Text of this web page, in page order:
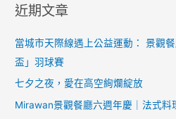
近期文章
當城市天際線遇上公益運動： 景觀
盃」羽球賽
七夕之夜，愛在高空絢爛綻放
Mirawan景觀餐廳六週年慶｜法式料